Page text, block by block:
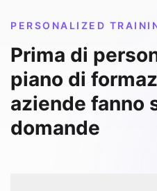
PERSONALIZED
Prima di
piano di
aziende fanno
domande